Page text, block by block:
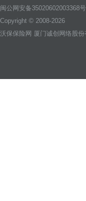
闽公网安备35020602003368号
Copyright © 2008-2026
沃保保险网 厦门诚创网络股